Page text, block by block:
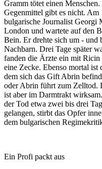
Gramm tötet einen
Gegenmittel gibt es nicht. Am
bulgarische Journalist Georgi
London und wartete auf den
Bein. Er drehte sich um - und
Nachbarn. Drei Tage später
fanden die Ärzte ein mit
eine Zecke. Ebenso mortal ist
dem sich das Gift Abrin
oder Abrin führt zum Zelltod.
ist aber im Darmtrakt
der Tod etwa zwei bis drei
gelangen, stirbt das Opfer
dem bulgarischen
Ein Profi packt aus